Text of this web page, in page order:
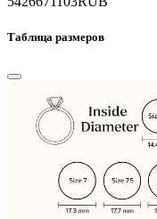
Таблица размеров